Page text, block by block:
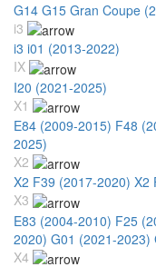
G14 G15 Gran Coupe
i3
i3 i01 (2013-2022)
IX
I20 (2021-2025)
X1
E84 (2009-2015) F48
2025)
X2
X2 F39 (2017-2020) X2
X3
E83 (2004-2010) F25
2020) G01 (2021-2023)
X4